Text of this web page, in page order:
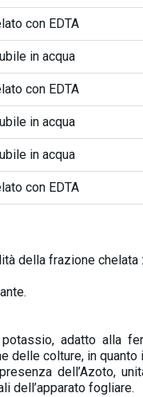
con EDTA
in acqua
con EDTA
in acqua
in acqua
con EDTA
della frazione chelata
adatto alla
delle colture, in
dell’Azoto,
dell’apparato fogliare.